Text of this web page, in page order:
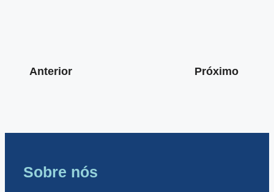
Anterior Próximo
Sobre nós